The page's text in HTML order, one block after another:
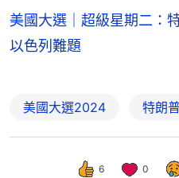
美國大選｜超級星期二：
以色列難題
美國大選2024 特朗
6 0